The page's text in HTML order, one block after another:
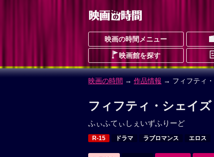
映画の時間メニュー
映画館を探す
映画の時間 → 作品情報 → フィフティ
フィフティ・シェイ
ふぃふてぃしぇいずふりーど
R-15 ドラマ ラブロマンス エロス